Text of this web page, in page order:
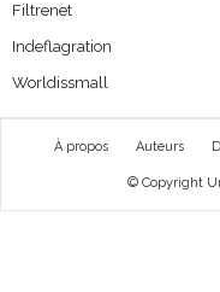
Filtrenet
Indeflagration
Worldissmall
À propos Auteurs
© Copyright